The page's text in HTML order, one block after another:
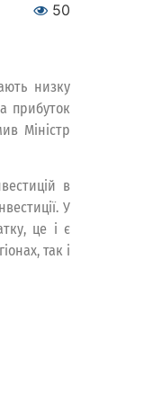
50
низку
прибуток
Міністр
в
У
це і є
так і